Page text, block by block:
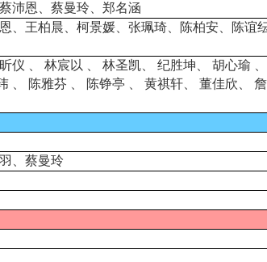
沛恩、蔡曼玲、郑名涵
、王柏晨、柯景媛、张珮琦、陈柏安、陈谊
仪 林宸以 林圣凯、 纪胜坤、 胡心瑜
陈雅芬 陈铮亭 黄祺轩、 董佳欣、
、蔡曼玲